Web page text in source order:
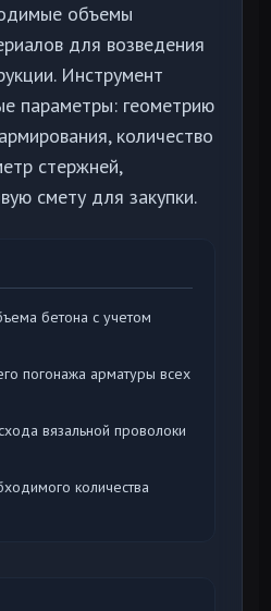
объемы
для возведения
Инструмент
параметры: геометрию
количество
стержней,
смету для закупки.
бетона с учетом
погонажа арматуры всех
вязальной проволоки
количества